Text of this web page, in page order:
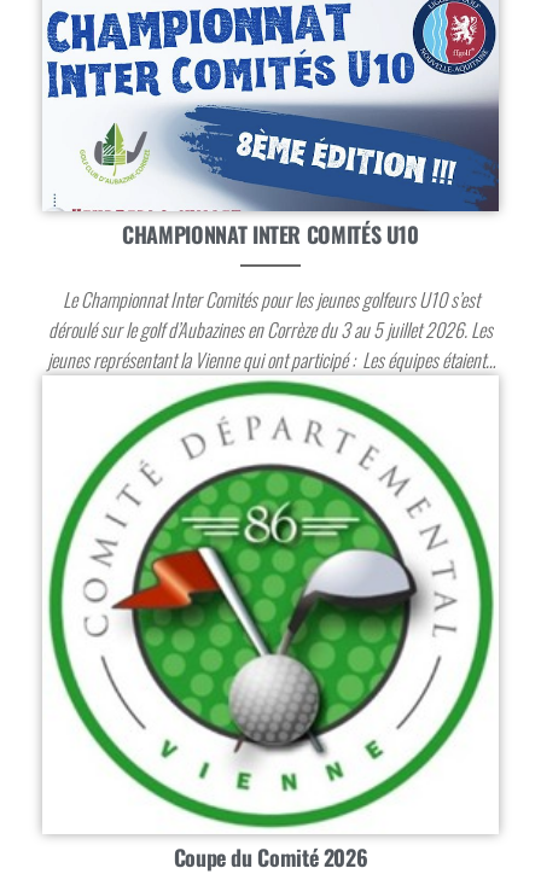
CHAMPIONNAT INTER COMITÉS U10
Le Championnat Inter Comités pour les jeunes golfeurs U10 s’est
déroulé sur le golf d’Aubazines en Corrèze du 3 au 5 juillet 2026. Les
jeunes représentant la Vienne qui ont participé : Les équipes étaient…
Coupe du Comité 2026